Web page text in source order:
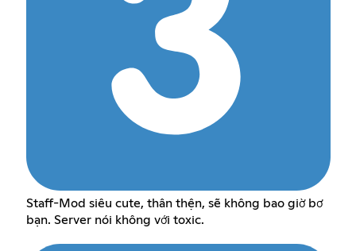
Staff-Mod siêu cute, thân thện, sẽ không bao giờ bơ
bạn. Server nói không với toxic.